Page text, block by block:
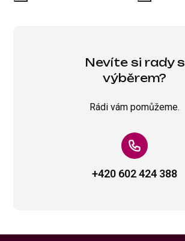
Nevíte si rady s
výběrem?
Rádi vám pomůžeme.
+420 602 424 388